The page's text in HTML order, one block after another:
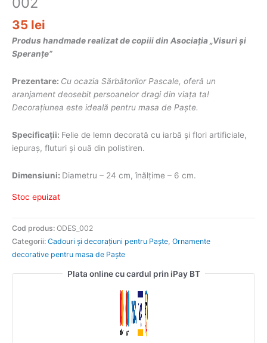
35 lei
Produs handmade realizat de copiii din Asociația „Visuri și
Speranțe”
Prezentare: Cu ocazia Sărbătorilor Pascale, oferă un
aranjament deosebit persoanelor dragi din viața ta!
Decorațiunea este ideală pentru masa de Paște.
Specificații: Felie de lemn decorată cu iarbă și flori artificiale,
iepuraș, fluturi și ouă din polistiren.
Dimensiuni: Diametru – 24 cm, înălțime – 6 cm.
Stoc epuizat
Cod produs: ODES_002
Categorii: Cadouri și decorațiuni pentru Paște Ornamente
decorative pentru masa de Paște
Plata online cu cardul prin iPay BT